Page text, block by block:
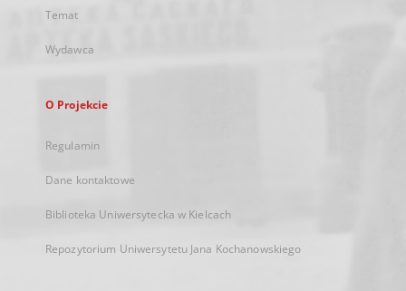
Temat
Wydawca
O Projekcie
Regulamin
Dane kontaktowe
Biblioteka Uniwersytecka w Kielcach
Repozytorium Uniwersytetu Jana Kochanowskiego